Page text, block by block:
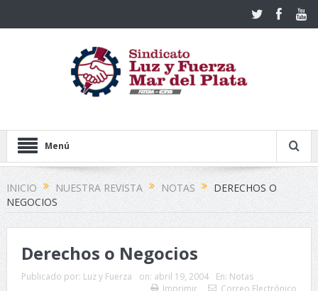
Menú
INICIO NUESTRA REVISTA NOTAS
DERECHOS O
NEGOCIOS
Derechos o Negocios
Publicado por: Luz y Fuerza on: abril 19, 2004 En: Notas